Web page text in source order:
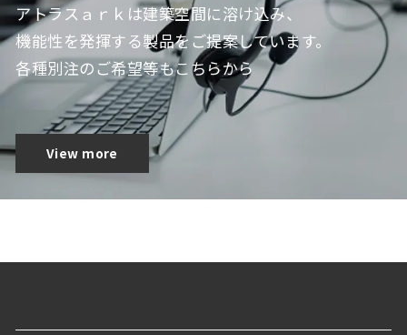
アトラスａｒｋは建築空間に溶け込み、
機能性を発揮する製品をご提案しています。
各種別注のご希望等もこちらから
View more